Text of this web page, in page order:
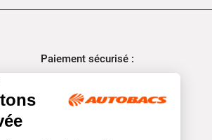
Paiement sécurisé :